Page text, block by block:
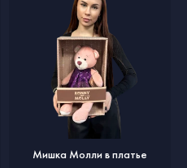
Мишка Молли в платье